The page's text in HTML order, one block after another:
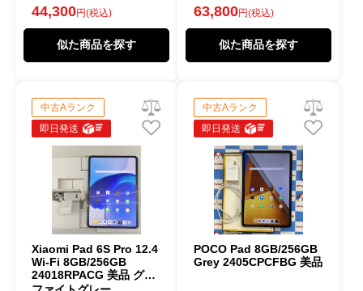
44,300円(税込)
似た商品を探す
63,800円(税込)
似た商品を探す
中古Aランク
即日発送
Xiaomi Pad 6S Pro 12.4
Wi-Fi 8GB/256GB
24018RPACG 美品 グラ
中古Aランク
即日発送
POCO Pad 8GB/256GB
Grey 2405CPCFBG 美品